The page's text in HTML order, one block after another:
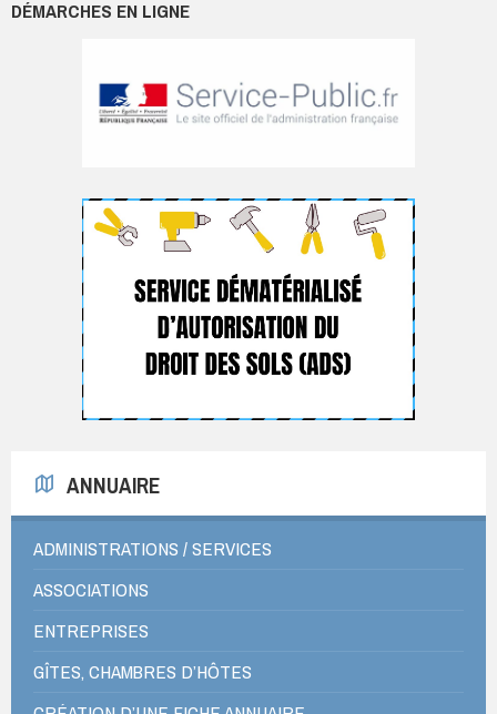
DÉMARCHES EN LIGNE
ANNUAIRE
ADMINISTRATIONS / SERVICES
ASSOCIATIONS
ENTREPRISES
GÎTES, CHAMBRES D’HÔTES